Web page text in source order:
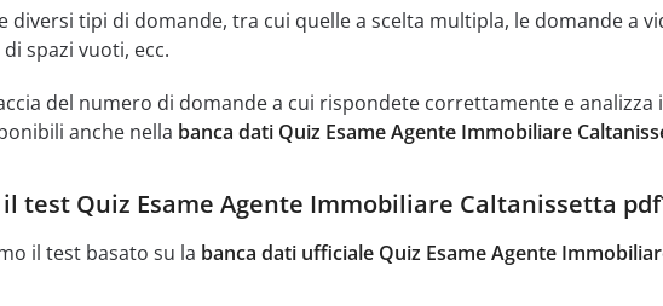
diversi tipi di domande, tra cui quelle a scelta multipla, le domande a
spazi vuoti, ecc.
del numero di domande a cui rispondete correttamente e analizza
anche nella banca dati Quiz Esame Agente Immobiliare
test Quiz Esame Agente Immobiliare Caltanissetta
il test basato su la banca dati ufficiale Quiz Esame Agente